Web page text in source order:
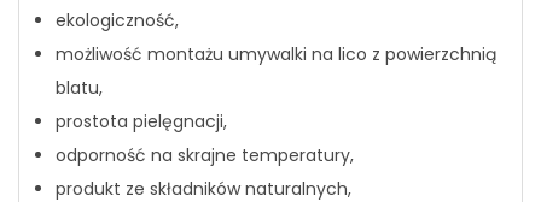
ekologiczność,
możliwość montażu umywalki na lico z powierzchnią
blatu,
prostota pielęgnacji,
odporność na skrajne temperatury,
produkt ze składników naturalnych,